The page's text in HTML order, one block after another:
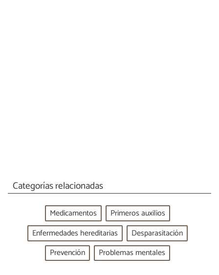
Categorías relacionadas
Medicamentos
Primeros auxilios
Enfermedades hereditarias
Desparasitación
Prevención
Problemas mentales